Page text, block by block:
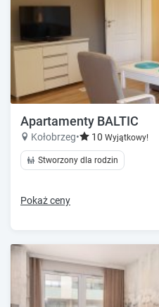
Apartamenty BALTIC
Kołobrzeg• 10 Wyjątkowy!
Stworzony dla rodzin
Pokaż ceny